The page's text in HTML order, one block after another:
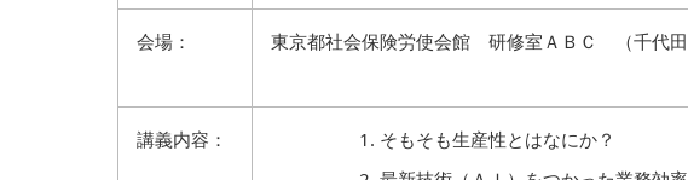
会場： 東京都社会保険労使会館 研修室ＡＢＣ （千代田
講義内容：
そもそも生産性とはなにか？